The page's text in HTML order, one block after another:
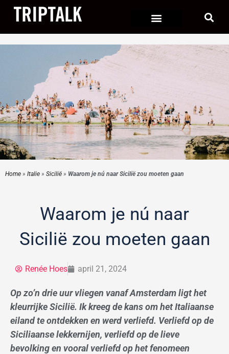
de
inhoud
Home » Italie » Sicilië » Waarom je nú naar Sicilië zou moeten gaan
Waarom je nú naar
Sicilië zou moeten gaan
Renée Hoes april 21, 2024
Op zo’n drie uur vliegen vanaf Amsterdam ligt het
kleurrijke Sicilië. Ik kreeg de kans om het Italiaanse
eiland te ontdekken en werd verliefd. Verliefd op de
Siciliaanse lekkernijen, verliefd op de lieve
bevolking en vooral verliefd op het fenomeen